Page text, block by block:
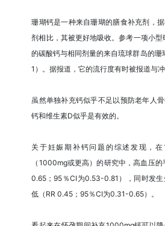
珊瑚钙是一种来自珊瑚的膳食补充剂，
剂相比，其被更好地吸收。参考一项小
的碳酸钙与相同剂量的来自琉球群岛的珊
1）。据报道，它的流行度有时被报道与
虽然单独补充钙似乎不足以预防老年人
钙和维生素D似乎是有效的。
关于妊娠期补钙问题的综述发现，
（1000mg或更高）的研究中，高血压
0.65；95％CI为0.53-0.81），同时发
低（RR 0.45；95％CI为0.31-0.65）。